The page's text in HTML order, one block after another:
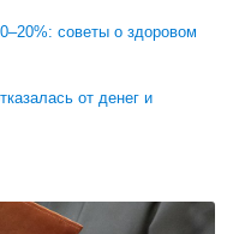
советы о здоровом
от денег и